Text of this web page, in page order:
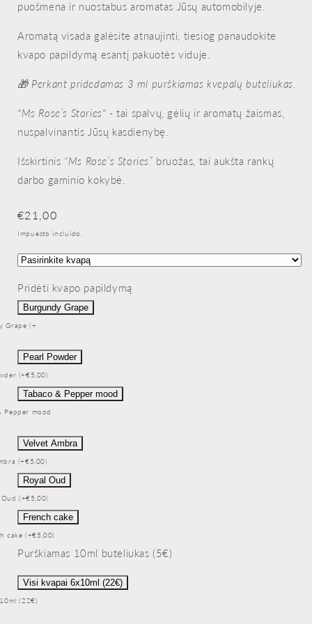
puošmena ir nuostabus aromatas Jūsų automobilyje.
Aromatą visada galėsite atnaujinti, tiesiog panaudokite
kvapo papildymą esantį pakuotės viduje.
🎁 Perkant pridedamas 3 ml purškiamas kvepalų buteliukas.
"Ms Rose’s Stories" -tai spalvų, gėlių ir aromatų žaismas,
nuspalvinantis Jūsų kasdienybę.
Išskirtinis “Ms Rose’s Stories” bruožas, tai aukšta rankų
darbo gaminio kokybė.
Precio
habitual
€21,00
Impuesto incluido.
Pridėti kvapo papildymą
Burgundy Grape
Grape (+
Pearl Powder
(+€5,00)
Tabaco & Pepper mood
Pepper mood
Velvet Ambra
(+€5,00)
Royal Oud
Oud (+€5,00)
French cake
cake (+€5,00)
Purškiamas 10ml buteliukas (5€)
Visi kvapai 6x10ml (22€)
(22€)